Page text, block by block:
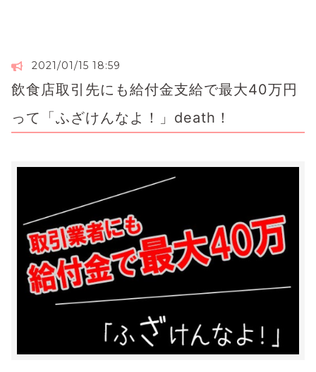
2021/01/15 18:59
飲食店取引先にも給付金支給で最大40万円
って「ふざけんなよ！」death！